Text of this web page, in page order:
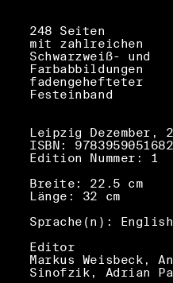
248 Seiten
mit zahlreichen
Schwarzweiß- und
Farbabbildungen
fadengehefteter
Festeinband
Leipzig Dezember,
ISBN: 9783959051682
Edition Nummer: 1
Breite: 22.5 cm
Länge: 32 cm
Sprache(n): English
Editor
Markus Weisbeck,
Sinofzik, Adrian